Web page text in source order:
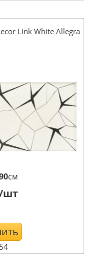
Link White Allegra
см
шт